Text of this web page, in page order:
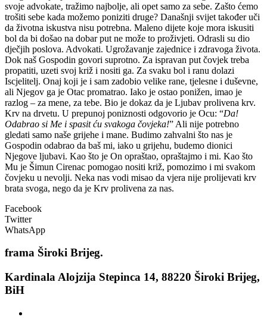
svoje advokate, tražimo najbolje, ali opet samo za sebe. Zašto ćemo
trošiti sebe kada možemo poniziti druge? Današnji svijet također uči
da životna iskustva nisu potrebna. Maleno dijete koje mora iskusiti
bol da bi došao na dobar put ne može to proživjeti. Odrasli su dio
dječjih poslova. Advokati. Ugrožavanje zajednice i zdravoga života.
Dok naš Gospodin govori suprotno. Za ispravan put čovjek treba
propatiti, uzeti svoj križ i nositi ga. Za svaku bol i ranu dolazi
Iscjelitelj. Onaj koji je i sam zadobio velike rane, tjelesne i duševne,
ali Njegov ga je Otac promatrao. Iako je ostao ponižen, imao je
razlog – za mene, za tebe. Bio je dokaz da je Ljubav prolivena krv.
Krv na drvetu. U prepunoj poniznosti odgovorio je Ocu: “Da!
Odabrao si Me i spasit ću svakoga čovjeka!” Ali nije potrebno
gledati samo naše grijehe i mane. Budimo zahvalni što nas je
Gospodin odabrao da baš mi, iako u grijehu, budemo dionici
Njegove ljubavi. Kao što je On opraštao, opraštajmo i mi. Kao što
Mu je Šimun Cirenac pomogao nositi križ, pomozimo i mi svakom
čovjeku u nevolji. Neka nas vodi misao da vjera nije prolijevati krv
brata svoga, nego da je Krv prolivena za nas.
Facebook
Twitter
WhatsApp
frama Široki Brijeg.
Kardinala Alojzija Stepinca 14, 88220 Široki Brijeg,
BiH